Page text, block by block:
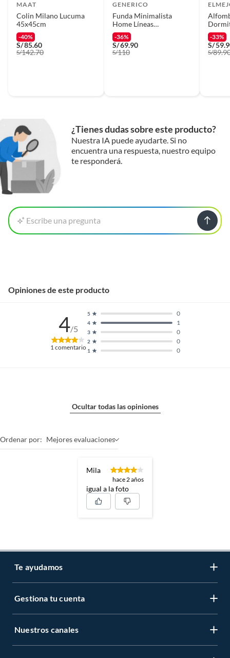
MAAT
Colin Milano Lucuma
45x45cm
-40%
S/85.60
S/142.70
GENERICO
Funda Minimalista
Home Líneas
Intermitentes Negras
40x40 cm
-36%
S/69.90
S/110
-33%
S/
S/
¿Tienes dudas sobre este producto?
Nuestra IA puede ayudarte. Si no
encuentra una respuesta, nuestro equipo
te responderá.
Escribe una pregunta
Opiniones de este producto
4/5
1comentario 1 0
2 0
3 0
4 1
5 0
Ocultar todas las opiniones
Ordenar por: Mejores evaluaciones
Mila
hace 2 años
igual a la foto
Te ayudamos
LIbro de reclamaciones
Gestiona tu cuenta
Mi cuenta
Nuestros canales